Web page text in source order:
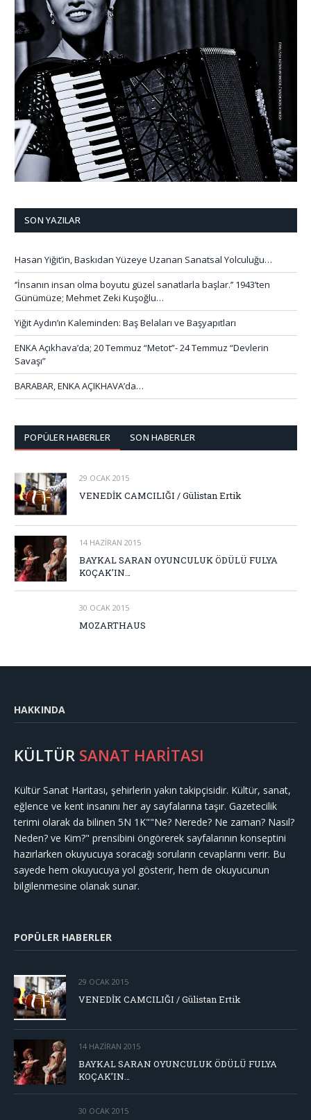
SON YAZILAR
Hasan Yiğit’in, Baskıdan Yüzeye Uzanan Sanatsal Yolculuğu…
‘’İnsanın insan olma boyutu güzel sanatlarla başlar.’’ 1943’ten
Günümüze; Mehmet Zeki Kuşoğlu…
Yiğit Aydın’ın Kaleminden: Baş Belaları ve Başyapıtları
ENKA Açıkhava’da; 20 Temmuz “Metot”- 24 Temmuz “Devlerin
Savaşı”
BARABAR, ENKA AÇIKHAVA’da…
POPÜLER HABERLER SON HABERLER
29 OCAK 2015
VENEDİK CAMCILIĞI / Gülistan Ertik
14 HAZIRAN 2015
BAYKAL SARAN OYUNCULUK ÖDÜLÜ FULYA
KOÇAK’IN…
30 OCAK 2015
MOZARTHAUS
HAKKINDA
KÜLTÜR SANAT HARİTASI
Kültür Sanat Haritası, şehirlerin yakın takipçisidir. Kültür, sanat,
eğlence ve kent insanını her ay sayfalarına taşır. Gazetecilik
terimi olarak da bilinen 5N 1K""Ne? Nerede? Ne zaman? Nasıl?
Neden? ve Kim?" prensibini öngörerek sayfalarının konseptini
hazırlarken okuyucuya soracağı soruların cevaplarını verir. Bu
sayede hem okuyucuya yol gösterir, hem de okuyucunun
bilgilenmesine olanak sunar.
POPÜLER HABERLER
29 OCAK 2015
VENEDİK CAMCILIĞI / Gülistan Ertik
14 HAZIRAN 2015
BAYKAL SARAN OYUNCULUK ÖDÜLÜ FULYA
KOÇAK’IN…
30 OCAK 2015